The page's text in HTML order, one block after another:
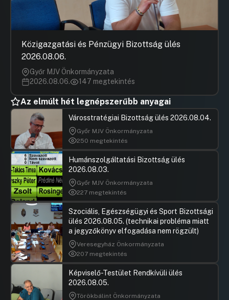
Közigazgatási és Pénzügyi Bizottság ülés
2026.08.06.
Győr MJV Önkormányzata
2026.08.06.
147 megtekintés
Az elmúlt hét legnépszerűbb anyagai
Városstratégiai Bizottság ülés 2026.08.04.
Győr MJV Önkormányzata
250 megtekintés
Humánszolgáltatási Bizottság ülés
2026.08.03.
Győr MJV Önkormányzata
227 megtekintés
Szociális, Egészségügyi és Sport Bizottsági
ülés 2026.08.05. (technikai probléma miatt
a jegyzőkönyv elfogadása nem rögzült)
Veresegyház Önkormányzata
207 megtekintés
Képviselő-Testület Rendkívüli ülés
2026.08.05.
Törökbálint Önkormányzata